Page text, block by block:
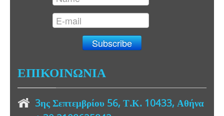
ΕΠΙΚΟΙΝΩΝΙΑ
3ης Σεπτεμβρίου 56, Τ.Κ. 10433, Αθήνα